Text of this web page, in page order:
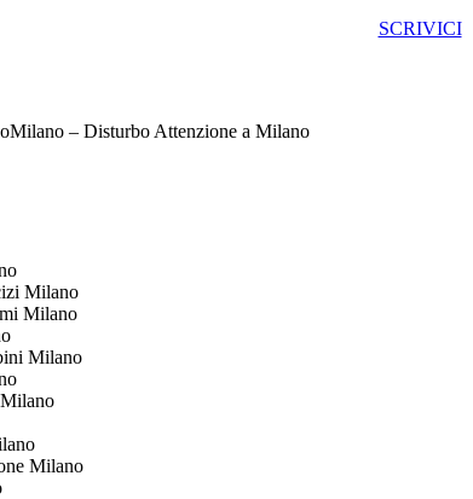
SCRIVICI
Milano – Disturbo Attenzione a Milano
Milano
Milano
Milano
Milano